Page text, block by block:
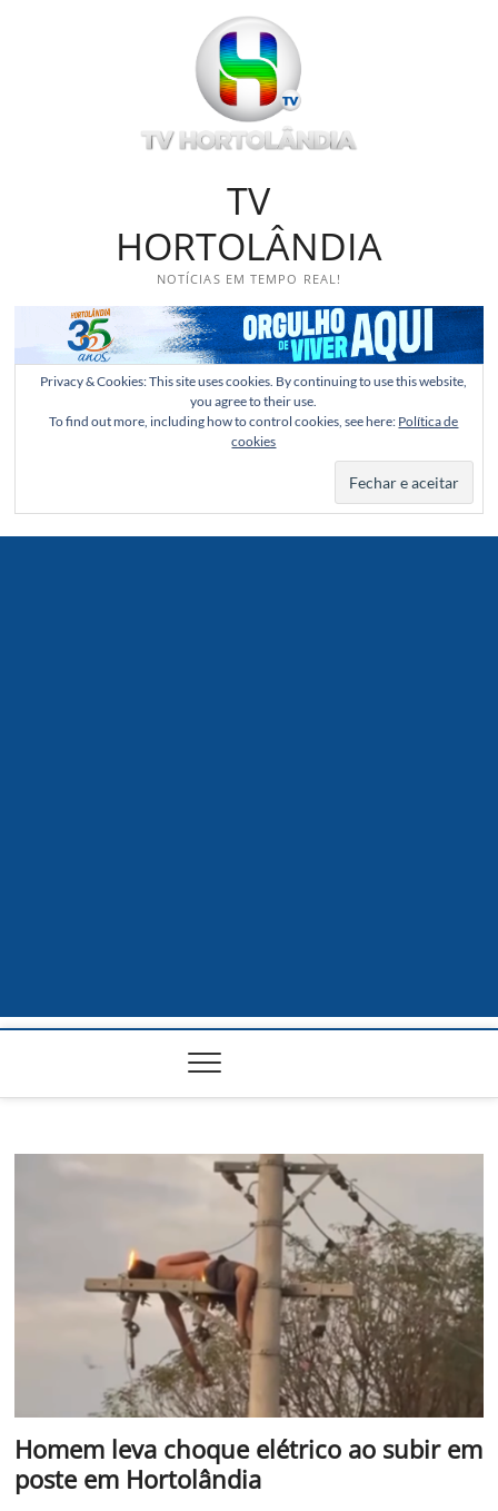
TV
HORTOLÂNDIA
NOTÍCIAS EM TEMPO REAL!
Privacy & Cookies: This site uses cookies. By continuing to use this website,
you agree to their use.
To find out more, including how to control cookies, see here: Política de
cookies
Homem leva choque elétrico ao subir em
poste em Hortolândia